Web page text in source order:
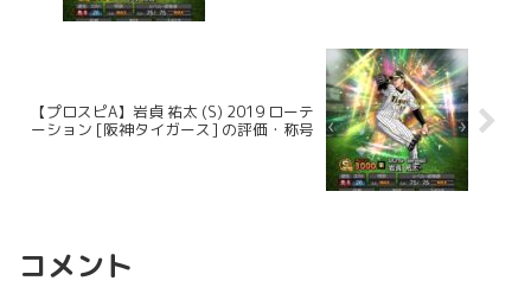
【プロスピA】岩貞 祐太 (S) 2019 ローテ
ーション [阪神タイガース] の評価・称号
コメント